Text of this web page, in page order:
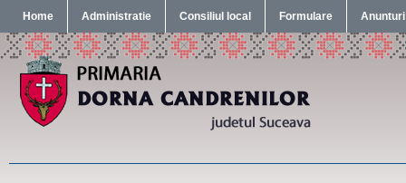
Home Administratie Consiliul local Formulare Anunturi